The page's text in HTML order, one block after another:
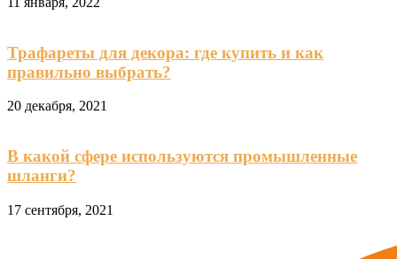
Трафареты для декора: где купить и как
правильно выбрать?
20 декабря, 2021
В какой сфере используются промышленные
шланги?
17 сентября, 2021